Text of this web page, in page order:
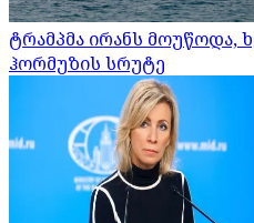
ტრამპმა ირანს მოუწოდა,
ჰორმუზის სრუტე